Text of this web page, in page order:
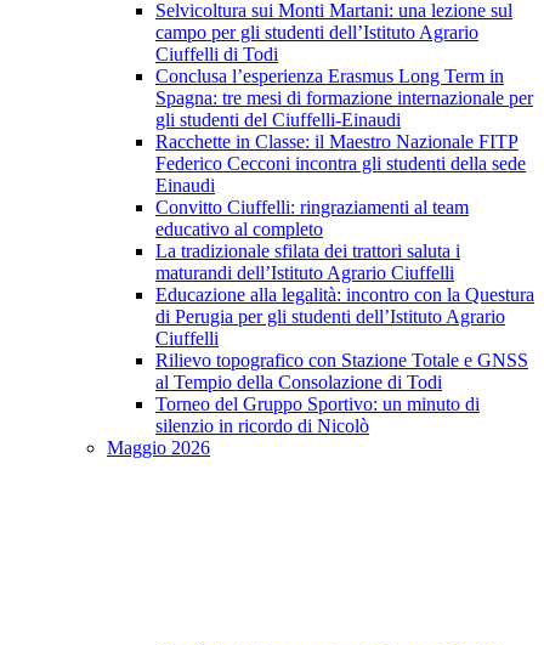
Selvicoltura sui Monti Martani: una lezione sul
campo per gli studenti dell’Istituto Agrario
Ciuffelli di Todi
Conclusa l’esperienza Erasmus Long Term in
Spagna: tre mesi di formazione internazionale per
gli studenti del Ciuffelli-Einaudi
Racchette in Classe: il Maestro Nazionale FITP
Federico Cecconi incontra gli studenti della sede
Einaudi
Convitto Ciuffelli: ringraziamenti al team
educativo al completo
La tradizionale sfilata dei trattori saluta i
maturandi dell’Istituto Agrario Ciuffelli
Educazione alla legalità: incontro con la Questura
di Perugia per gli studenti dell’Istituto Agrario
Ciuffelli
Rilievo topografico con Stazione Totale e GNSS
al Tempio della Consolazione di Todi
Torneo del Gruppo Sportivo: un minuto di
silenzio in ricordo di Nicolò
Maggio 2026